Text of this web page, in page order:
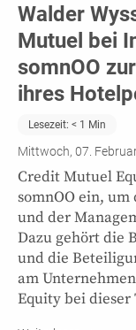
Walder
Mutuel bei
somnOO
ihres
Lesezeit: < 1 Min
Mittwoch, 07.
Credit Mutuel
somnOO ein,
und der
Dazu gehört die
und die
am
Equity bei dieser